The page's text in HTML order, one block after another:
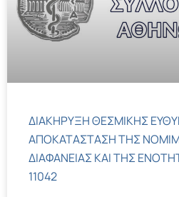
ΔΙΑΚΗΡΥΞΗ ΘΕΣΜΙΚΗΣ
ΑΠΟΚΑΤΑΣΤΑΣΗ ΤΗΣ
ΔΙΑΦΑΝΕΙΑΣ ΚΑΙ ΤΗΣ
11042